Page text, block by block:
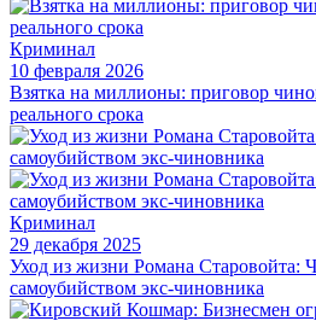
Криминал
10 февраля 2026
Взятка на миллионы: приговор
реального срока
Криминал
29 декабря 2025
Уход из жизни Романа Старовойта:
самоубийством экс-чиновника